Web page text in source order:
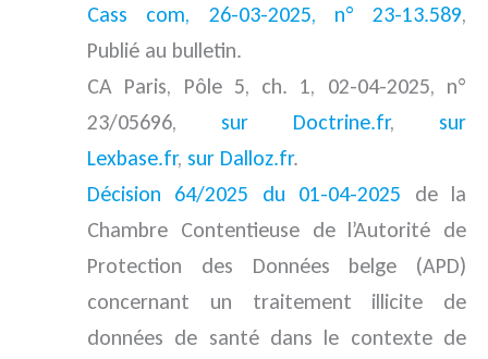
Cass com, 26-03-2025, n° 23-13.589,
Publié au bulletin.
CA Paris, Pôle 5, ch. 1, 02-04-2025, n°
23/05696, sur Doctrine.fr, sur
Lexbase.fr, sur Dalloz.fr.
Décision 64/2025 du 01-04-2025 de la
Chambre Contentieuse de l’Autorité de
Protection des Données belge (APD)
concernant un traitement illicite de
données de santé dans le contexte de